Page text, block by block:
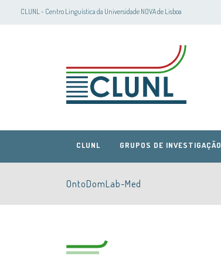
CLUNL - Centro Linguística da Universidade NOVA de Lisboa
CLUNL
CLUNL GRUPOS DE INVESTIGAÇÃO
OntoDomLab-Med